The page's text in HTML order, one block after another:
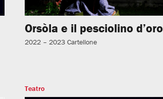
Orsòla e il pesciolino d’oro
2022 – 2023 Cartellone
Teatro